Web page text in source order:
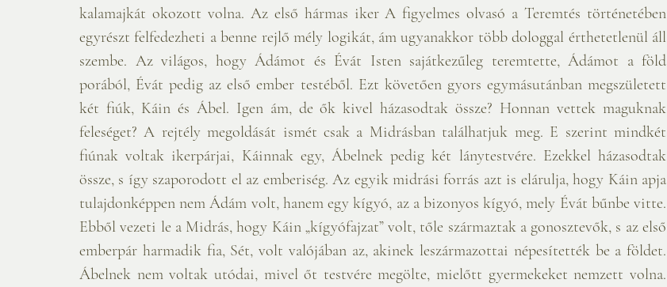
kalamajkát okozott volna. Az első hármas iker A figyelmes olvasó a Teremtés történetében
egyrészt felfedezheti a benne rejlő mély logikát, ám ugyanakkor több dologgal érthetetlenül áll
szembe. Az világos, hogy Ádámot és Évát Isten sajátkezűleg teremtette, Ádámot a föld
porából, Évát pedig az első ember testéből. Ezt követően gyors egymásutánban megszületett
két fiúk, Káin és Ábel. Igen ám, de ők kivel házasodtak össze? Honnan vettek maguknak
feleséget? A rejtély megoldását ismét csak a Midrásban találhatjuk meg. E szerint mindkét
fiúnak voltak ikerpárjai, Káinnak egy, Ábelnek pedig két lánytestvére. Ezekkel házasodtak
össze, s így szaporodott el az emberiség. Az egyik midrási forrás azt is elárulja, hogy Káin apja
tulajdonképpen nem Ádám volt, hanem egy kígyó, az a bizonyos kígyó, mely Évát bűnbe vitte.
Ebből vezeti le a Midrás, hogy Káin „kígyófajzat” volt, tőle származtak a gonosztevők, s az első
emberpár harmadik fia, Sét, volt valójában az, akinek leszármazottai népesítették be a földet.
Ábelnek nem voltak utódai, mivel őt testvére megölte, mielőtt gyermekeket nemzett volna.